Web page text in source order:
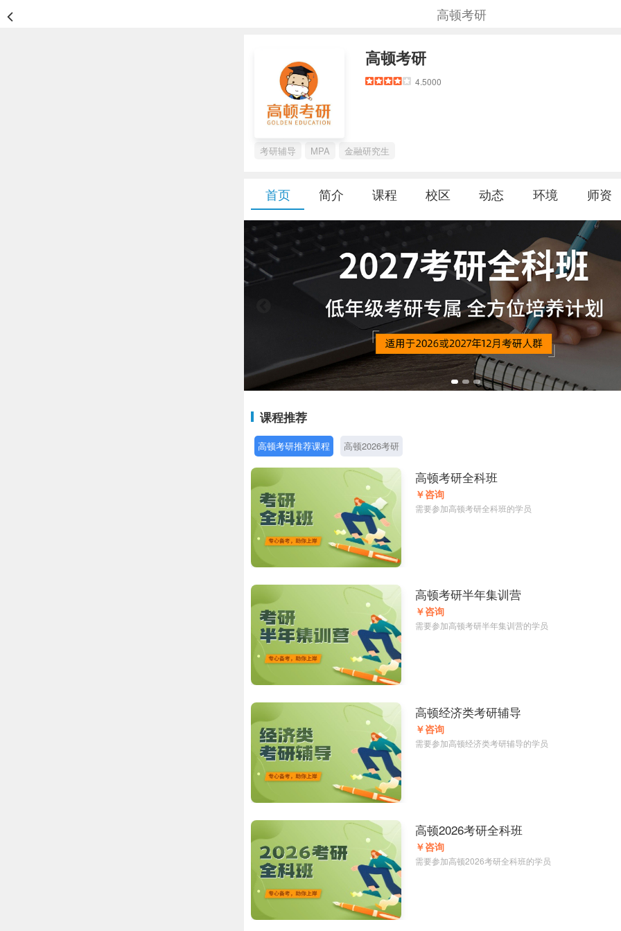
高顿考研
高顿考研
4.5000
考研辅导 MPA 金融研究生
首页 简介 课程 校区 动态 环境 师资
课程推荐
高顿考研推荐课程 高顿2026考研
高顿考研全科班
￥咨询
需要参加高顿考研全科班的学员
高顿考研半年集训营
￥咨询
需要参加高顿考研半年集训营的学员
高顿经济类考研辅导
￥咨询
需要参加高顿经济类考研辅导的学员
高顿2026考研全科班
￥咨询
需要参加高顿2026考研全科班的学员